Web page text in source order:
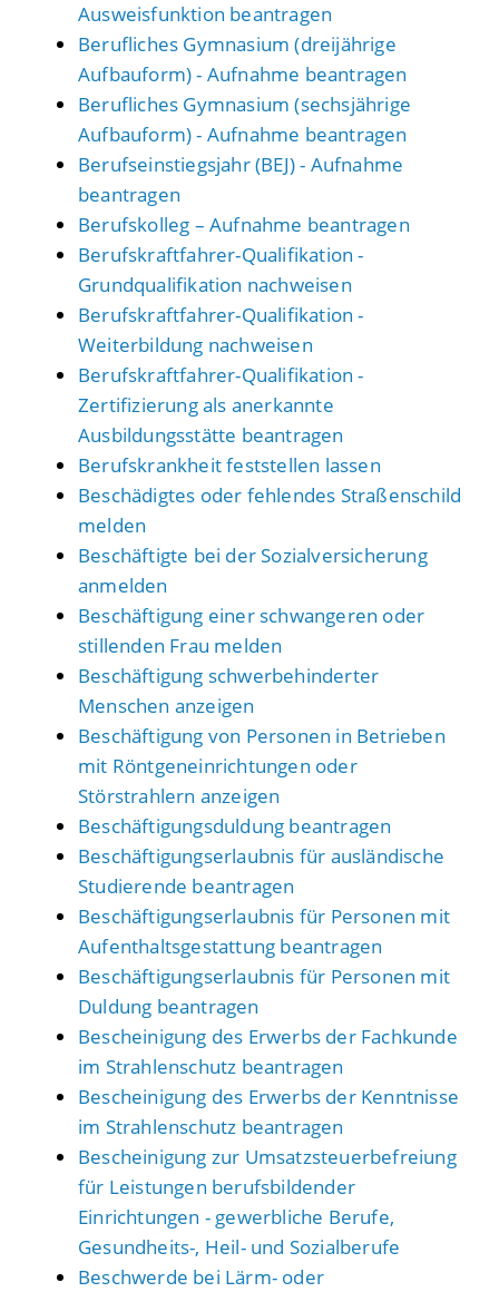
Ausweisfunktion beantragen
Berufliches Gymnasium (dreijährige
Aufbauform) - Aufnahme beantragen
Berufliches Gymnasium (sechsjährige
Aufbauform) - Aufnahme beantragen
Berufseinstiegsjahr (BEJ) - Aufnahme
beantragen
Berufskolleg – Aufnahme beantragen
Berufskraftfahrer-Qualifikation -
Grundqualifikation nachweisen
Berufskraftfahrer-Qualifikation -
Weiterbildung nachweisen
Berufskraftfahrer-Qualifikation -
Zertifizierung als anerkannte
Ausbildungsstätte beantragen
Berufskrankheit feststellen lassen
Beschädigtes oder fehlendes Straßenschild
melden
Beschäftigte bei der Sozialversicherung
anmelden
Beschäftigung einer schwangeren oder
stillenden Frau melden
Beschäftigung schwerbehinderter
Menschen anzeigen
Beschäftigung von Personen in Betrieben
mit Röntgeneinrichtungen oder
Störstrahlern anzeigen
Beschäftigungsduldung beantragen
Beschäftigungserlaubnis für ausländische
Studierende beantragen
Beschäftigungserlaubnis für Personen mit
Aufenthaltsgestattung beantragen
Beschäftigungserlaubnis für Personen mit
Duldung beantragen
Bescheinigung des Erwerbs der Fachkunde
im Strahlenschutz beantragen
Bescheinigung des Erwerbs der Kenntnisse
im Strahlenschutz beantragen
Bescheinigung zur Umsatzsteuerbefreiung
für Leistungen berufsbildender
Einrichtungen - gewerbliche Berufe,
Gesundheits-, Heil- und Sozialberufe
Beschwerde bei Lärm- oder